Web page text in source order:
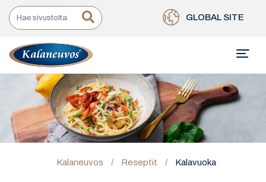
GLOBAL SITE
Kalaneuvos / Reseptit / Kalavuoka